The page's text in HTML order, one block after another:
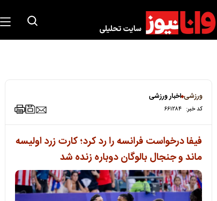
ورزشی اخبار ورزشی
کد خبر: ۶۶۱۲۸۴
فیفا درخواست فرانسه را رد کرد؛ کارت زرد اولیسه
ماند و جنجال بالوگان دوباره زنده شد